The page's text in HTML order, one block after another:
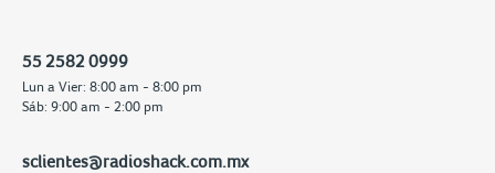
55 2582 0999
Lun a Vier: 8:00 am - 8:00 pm
Sáb: 9:00 am - 2:00 pm
sclientes@radioshack.com.mx